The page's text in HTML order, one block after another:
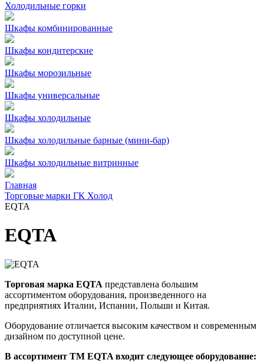
Холодильные горки
Шкафы комбинированные
Шкафы кондитерские
Шкафы морозильные
Шкафы универсальные
Шкафы холодильные
Шкафы холодильные барные (мини-бар)
Шкафы холодильные витринные
Главная
Торговые марки ГК Холод
EQTA
EQTA
Торговая марка EQTA представлена большим
ассортиментом оборудования, произведенного на
предприятиях Италии, Испании, Польши и Китая.
Оборудование отличается высоким качеством и современным
дизайном по доступной цене.
В ассортимент ТМ EQTA входит следующее оборудование: